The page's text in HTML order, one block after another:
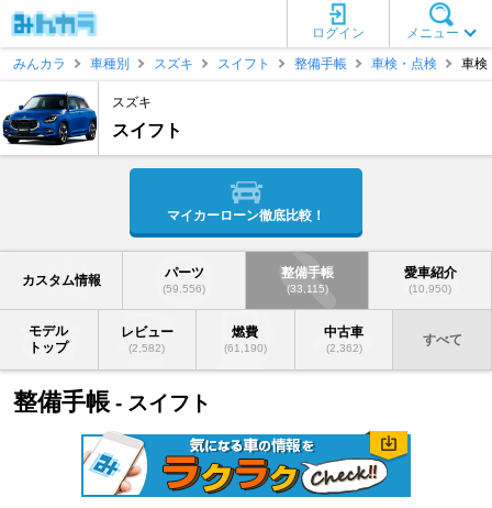
メニュー
ログイン
みんカラ
車種別 スズキ スイフト 整備手帳 車検・点検 車検
スズキ
スイフト
マイカーローン徹底比較！
カスタム情報 パーツ
(59,556)
整備手帳
(33,115)
愛車紹介
(10,950)
モデル
トップ
レビュー
(2,582)
燃費
(61,190)
中古車
(2,362)
すべて
整備手帳 - スイフト